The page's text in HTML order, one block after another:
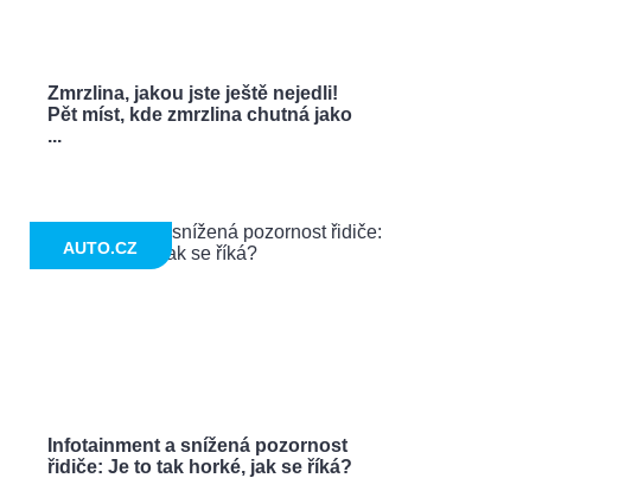
Zmrzlina, jakou jste ještě nejedli!
Pět míst, kde zmrzlina chutná jako
...
Infotainment a snížená pozornost
řidiče: Je to tak horké, jak se říká?
AUTO.CZ